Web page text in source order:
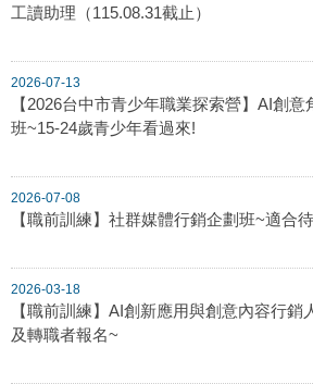
工讀助理（115.08.31截止）
2026-07-13
【2026台中市青少年職業探索營】AI創
班~15-24歲青少年看過來!
2026-07-08
【職前訓練】社群媒體行銷企劃班~適合
2026-03-18
【職前訓練】AI創新應用與創意內容行
及轉職者報名~